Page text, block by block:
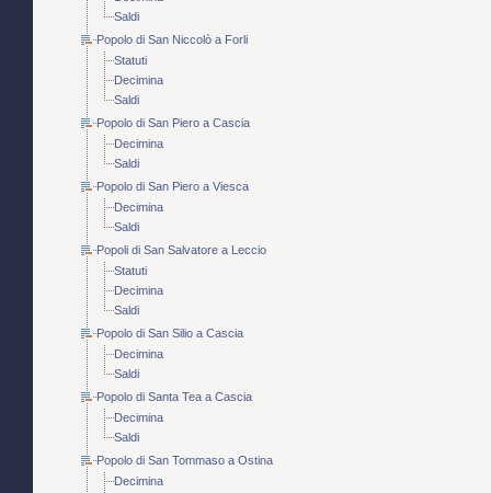
Saldi
Popolo di San Niccolò a Forli
Statuti
Decimina
Saldi
Popolo di San Piero a Cascia
Decimina
Saldi
Popolo di San Piero a Viesca
Decimina
Saldi
Popoli di San Salvatore a Leccio
Statuti
Decimina
Saldi
Popolo di San Silio a Cascia
Decimina
Saldi
Popolo di Santa Tea a Cascia
Decimina
Saldi
Popolo di San Tommaso a Ostina
Decimina